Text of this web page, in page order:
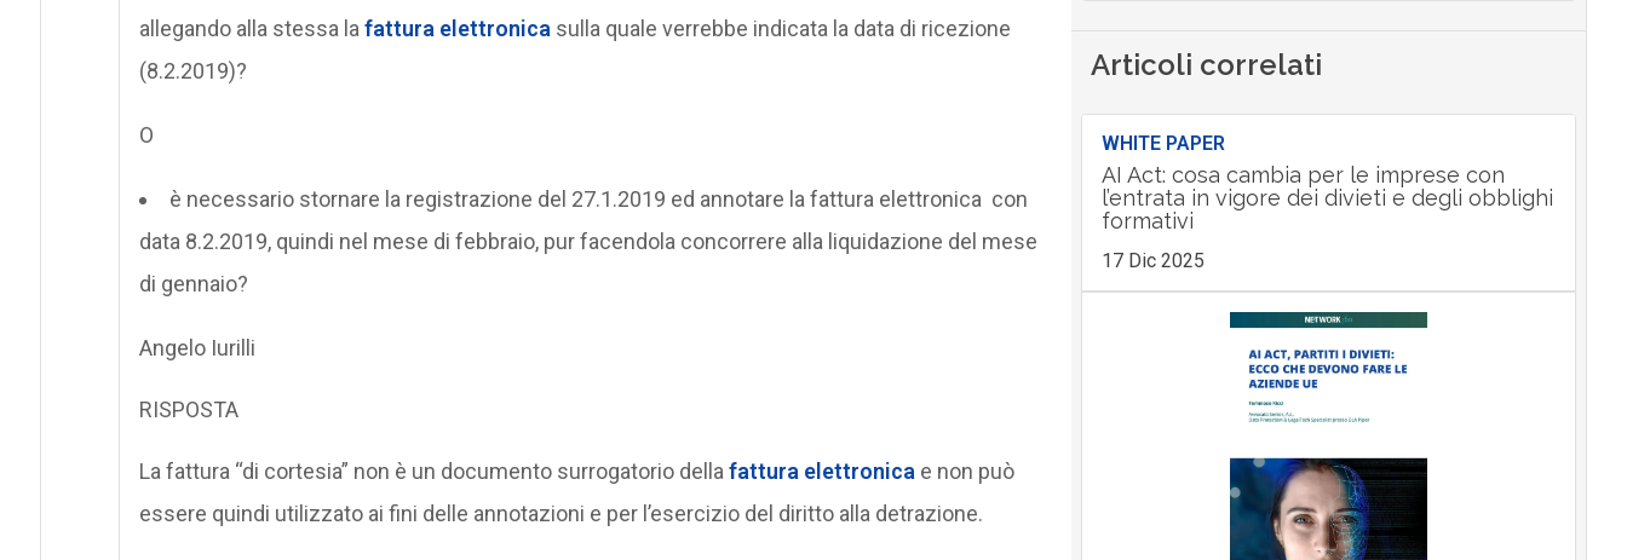
allegando alla stessa la fattura elettronica sulla quale verrebbe indicata la data di ricezione
(8.2.2019)?
O
è necessario stornare la registrazione del 27.1.2019 ed annotare la fattura elettronica con
data 8.2.2019, quindi nel mese di febbraio, pur facendola concorrere alla liquidazione del mese
di gennaio?
Angelo Iurilli
RISPOSTA
La fattura “di cortesia” non è un documento surrogatorio della fattura elettronica e non può
essere quindi utilizzato ai fini delle annotazioni e per l’esercizio del diritto alla detrazione.
Articoli correlati
WHITE PAPER
AI Act: cosa cambia per le imprese con
l’entrata in vigore dei divieti e degli obblighi
formativi
17 Dic 2025